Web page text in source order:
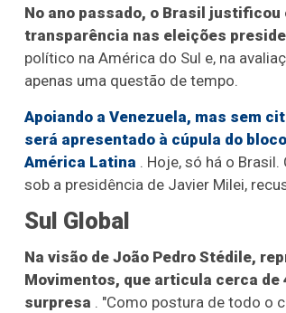
No ano passado, o Brasil
transparência nas eleições
político na América do Sul e, na
apenas uma questão de tempo.
Apoiando a Venezuela, mas sem
será apresentado à cúpula do
América Latina . Hoje, só há o
sob a presidência de Javier Milei,
Sul Global
Na visão de João Pedro Stédile,
Movimentos, que articula cerca de
surpresa . "Como postura de todo o